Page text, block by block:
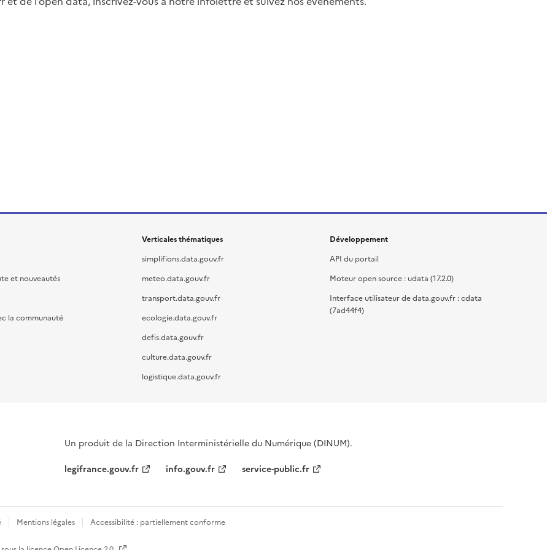
et nouveautés
la communauté
Verticales thématiques
simplifions.data.gouv.fr
meteo.data.gouv.fr
transport.data.gouv.fr
ecologie.data.gouv.fr
defis.data.gouv.fr
culture.data.gouv.fr
logistique.data.gouv.fr
Développement
API du portail
Moteur open source : udata (17.2.0)
Interface utilisateur de data.gouv.fr : cdata
(7ad44f4)
Un produit de la Direction Interministérielle du Numérique (DINUM).
legifrance.gouv.fr
info.gouv.fr service-public.fr
Mentions légales Accessibilité : partiellement conforme